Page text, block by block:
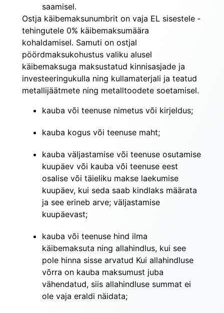
saamisel.
Ostja käibemaksunumbrit on vaja EL sisestele ­
tehingutele 0% käibemaksumäära
kohaldamisel. Samuti on ostjal
pöördmaksukohustus valiku alusel
käibemaksuga maksustatud kinnisasjade ja
investeeringukulla ning kullamaterjali ja teatud
metallijäätmete ning metalltoodete soetamisel.
kauba või teenuse nimetus või kirjeldus;
kauba kogus või teenuse maht;
kauba väljastamise või teenuse osutamise
kuupäev või kauba või teenuse eest
osalise või täieliku makse laekumise
kuupäev, kui seda saab kindlaks määrata
ja see erineb arve; väljastamise
kuupäevast;
kauba või teenuse hind ilma
käibemaksuta ning allahindlus, kui see
pole hinna sisse arvatud Kui allahindluse
võrra on kauba maksumust juba
vähendatud, siis allahindluse summat ei
ole vaja eraldi näidata;